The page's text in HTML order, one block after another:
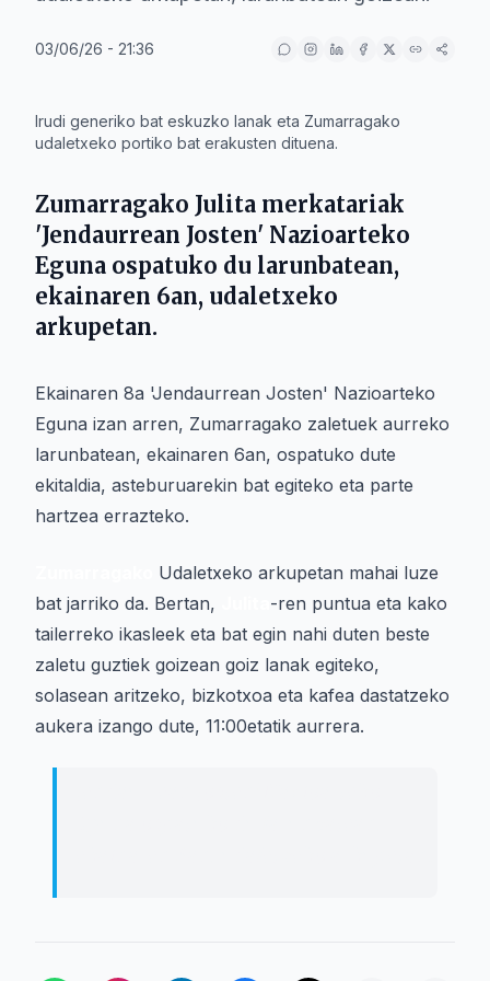
03/06/26 - 21:36
Irudi generiko bat eskuzko lanak eta Zumarragako
udaletxeko portiko bat erakusten dituena.
Zumarragako Julita merkatariak
'Jendaurrean Josten' Nazioarteko
Eguna ospatuko du larunbatean,
ekainaren 6an, udaletxeko
arkupetan.
Ekainaren 8a 'Jendaurrean Josten' Nazioarteko
Eguna izan arren, Zumarragako zaletuek aurreko
larunbatean, ekainaren 6an, ospatuko dute
ekitaldia, asteburuarekin bat egiteko eta parte
hartzea errazteko.
Udaletxeko arkupetan mahai luze
bat jarriko da. Bertan,
-ren puntua eta kako
tailerreko ikasleek eta bat egin nahi duten beste
zaletu guztiek goizean goiz lanak egiteko,
solasean aritzeko, bizkotxoa eta kafea dastatzeko
aukera izango dute, 11:00etatik aurrera.